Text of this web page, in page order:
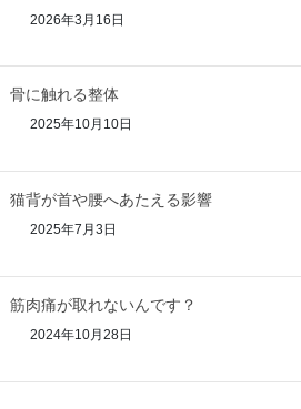
2026年3月16日
骨に触れる整体
2025年10月10日
猫背が首や腰へあたえる影響
2025年7月3日
筋肉痛が取れないんです？
2024年10月28日